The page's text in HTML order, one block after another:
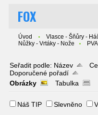
FOX
Úvod
Vlasce - Šňůry -
Nůžky - Vrtáky - Nože
PVA
Seřadit podle: Název
Doporučené pořadí
Obrázky
Tabulka
Náš TIP Slevněno